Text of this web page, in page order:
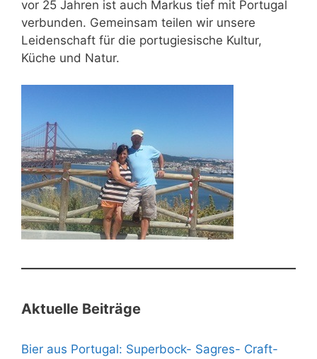
vor 25 Jahren ist auch Markus tief mit Portugal
verbunden. Gemeinsam teilen wir unsere
Leidenschaft für die portugiesische Kultur,
Küche und Natur.
Aktuelle Beiträge
Bier aus Portugal: Superbock- Sagres- Craft-